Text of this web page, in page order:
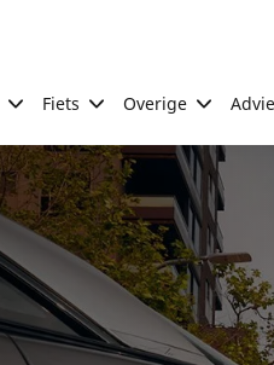
Fiets Overige